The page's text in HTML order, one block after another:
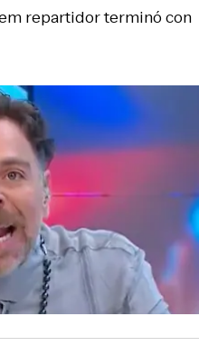
repartidor terminó con